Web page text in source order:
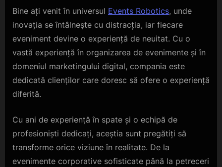
Bine ați venit în universul Events Robotics, unde
inovația se întâlnește cu distracția, iar fiecare
eveniment devine o experiență de neuitat. Cu o
vastă experiență în organizarea de evenimente și în
domeniul marketingului digital, compania este
dedicată clienților care doresc să ofere o experiență
diferită.
Cu ani de experiență în spate și o echipă de
profesioniști dedicați, aceștia sunt pregătiți să
transforme orice viziune în realitate. De la
evenimente corporative sofisticate până la petreceri